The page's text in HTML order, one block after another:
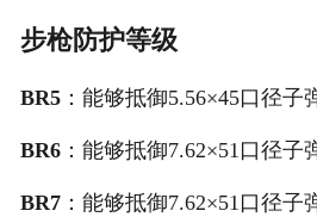
步枪防护等级
BR5：能够抵御5.56×45口径子
BR6：能够抵御7.62×51口径子
BR7：能够抵御7.62×51口径子